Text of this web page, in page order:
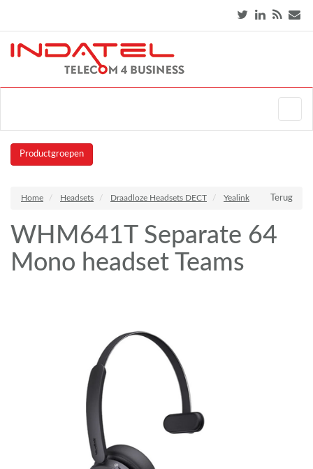
Productgroepen
Terug
Home Headsets Draadloze Headsets DECT Yealink
WHM641T Separate 64
Mono headset Teams